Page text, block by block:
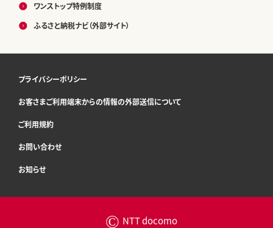
ワンストップ特例制度
ふるさと納税ナビ（外部サイト）
プライバシーポリシー
お客さまご利用端末からの情報の外部送信について
ご利用規約
お問い合わせ
お知らせ
© NTT docomo